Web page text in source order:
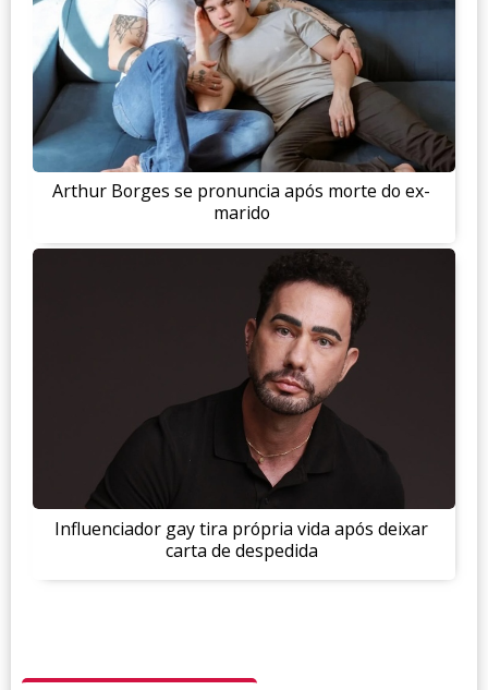
Arthur Borges se pronuncia após morte do ex-
marido
Influenciador gay tira própria vida após deixar
carta de despedida